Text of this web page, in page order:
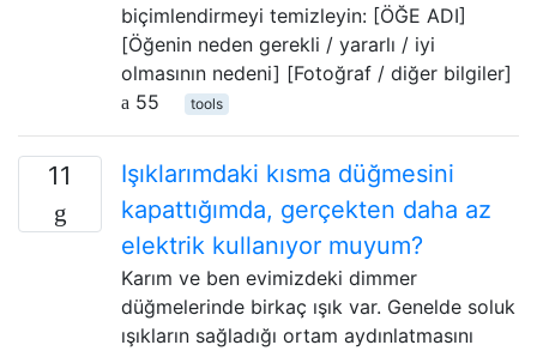
biçimlendirmeyi temizleyin: [ÖĞE ADI]
[Öğenin neden gerekli / yararlı / iyi
olmasının nedeni] [Fotoğraf / diğer bilgiler]
55
tools
11
Işıklarımdaki kısma düğmesini
kapattığımda, gerçekten daha az
elektrik kullanıyor muyum?
Karım ve ben evimizdeki dimmer
düğmelerinde birkaç ışık var. Genelde soluk
ışıkların sağladığı ortam aydınlatmasını